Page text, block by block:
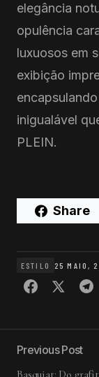
elegância
opulência
luxuosos em
exibição
inigualável
PLEIN.
Share
ESTILO 25 MAIO,
Previous Post
Basquiat: Do